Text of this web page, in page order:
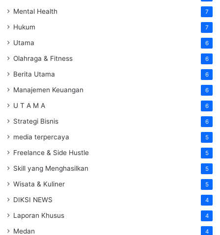
Mental Health 7
Hukum 7
Utama 6
Olahraga & Fitness 6
Berita Utama 6
Manajemen Keuangan 6
U T A M A 6
Strategi Bisnis 6
media terpercaya 5
Freelance & Side Hustle 5
Skill yang Menghasilkan 5
Wisata & Kuliner 5
DIKSI NEWS 4
Laporan Khusus 4
Medan 4